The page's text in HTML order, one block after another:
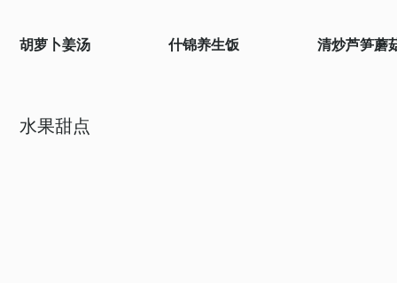
胡萝卜姜汤 什锦养生饭 清炒芦笋蘑
水果甜点